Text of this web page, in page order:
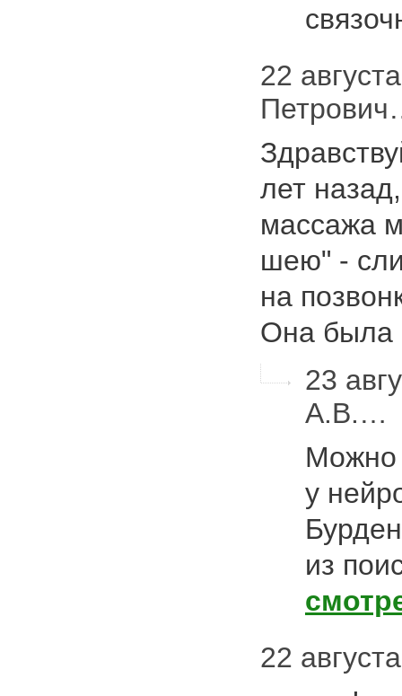
22
лет
массажа
шею" -
на
Она была
23
А.В.…
Можно
у
из
22